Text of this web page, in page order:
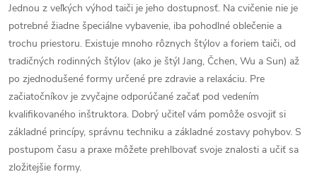
Jednou z veľkých výhod taiči je jeho dostupnosť. Na cvičenie nie je
potrebné žiadne špeciálne vybavenie, iba pohodlné oblečenie a
trochu priestoru. Existuje mnoho rôznych štýlov a foriem taiči, od
tradičných rodinných štýlov (ako je štýl Jang, Čchen, Wu a Sun) až
po zjednodušené formy určené pre zdravie a relaxáciu. Pre
začiatočníkov je zvyčajne odporúčané začať pod vedením
kvalifikovaného inštruktora. Dobrý učiteľ vám pomôže osvojiť si
základné princípy, správnu techniku a základné zostavy pohybov. S
postupom času a praxe môžete prehlbovať svoje znalosti a učiť sa
zložitejšie formy.